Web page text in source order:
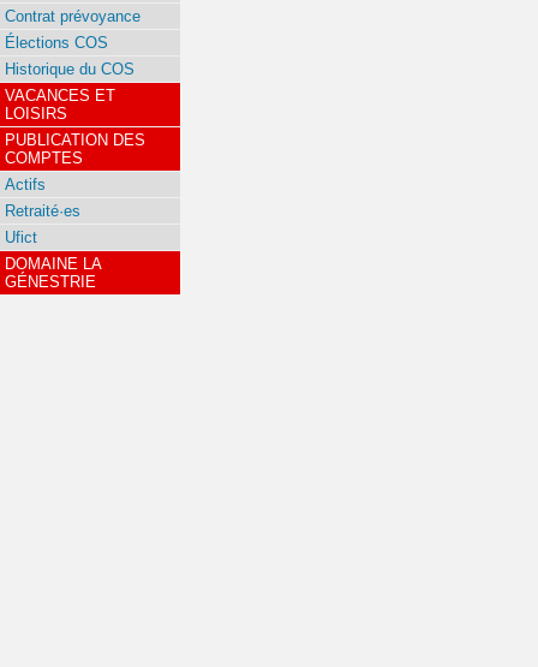
Contrat prévoyance
Élections COS
Historique du COS
VACANCES ET
LOISIRS
PUBLICATION DES
COMPTES
Actifs
Retraité·es
Ufict
DOMAINE LA
GÉNESTRIE